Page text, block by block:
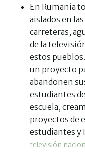
En Rumanía
aislados en
carreteras,
de la
estos
un proyecto
abandonen
estudiantes de
escuela,
proyectos de
estudiantes y
televisión